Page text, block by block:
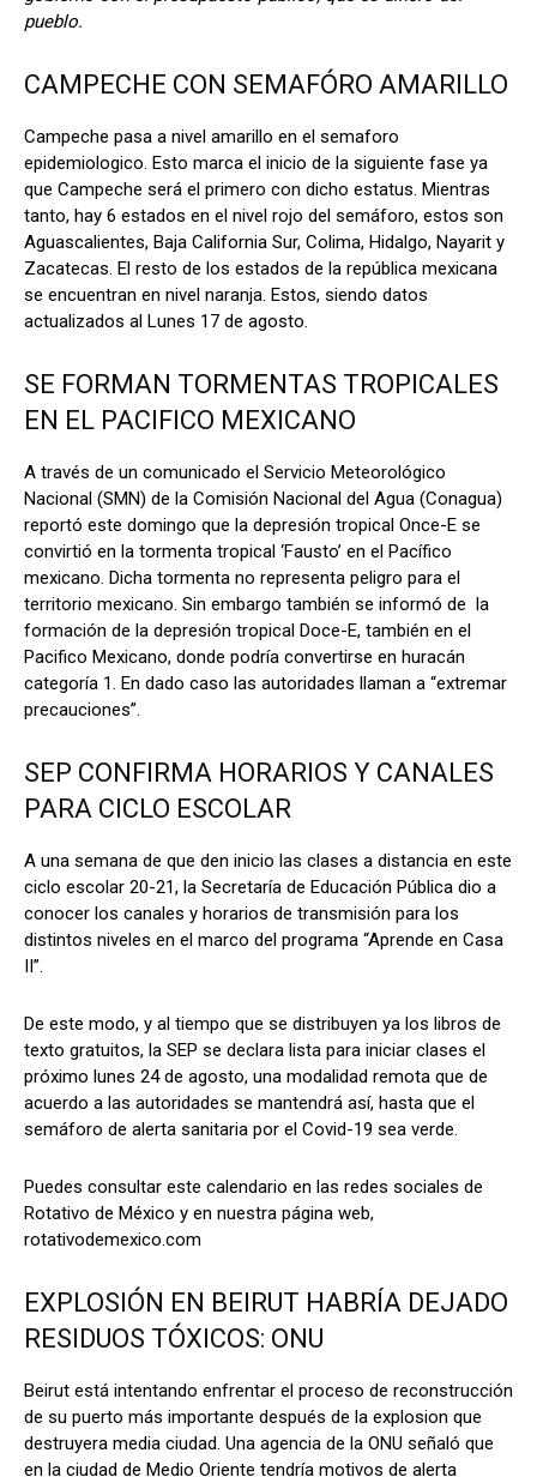
pueblo.
CAMPECHE CON SEMAFÓRO AMARILLO
Campeche pasa a nivel amarillo en el semaforo
epidemiologico. Esto marca el inicio de la siguiente fase ya
que Campeche será el primero con dicho estatus. Mientras
tanto, hay 6 estados en el nivel rojo del semáforo, estos son
Aguascalientes, Baja California Sur, Colima, Hidalgo, Nayarit y
Zacatecas. El resto de los estados de la república mexicana
se encuentran en nivel naranja. Estos, siendo datos
actualizados al Lunes 17 de agosto.
SE FORMAN TORMENTAS TROPICALES
EN EL PACIFICO MEXICANO
A través de un comunicado el Servicio Meteorológico
Nacional (SMN) de la Comisión Nacional del Agua (Conagua)
reportó este domingo que la depresión tropical Once-E se
convirtió en la tormenta tropical ‘Fausto’ en el Pacífico
mexicano. Dicha tormenta no representa peligro para el
territorio mexicano. Sin embargo también se informó de la
formación de la depresión tropical Doce-E, también en el
Pacifico Mexicano, donde podría convertirse en huracán
categoría 1. En dado caso las autoridades llaman a “extremar
precauciones”.
SEP CONFIRMA HORARIOS Y CANALES
PARA CICLO ESCOLAR
A una semana de que den inicio las clases a distancia en este
ciclo escolar 20-21, la Secretaría de Educación Pública dio a
conocer los canales y horarios de transmisión para los
distintos niveles en el marco del programa “Aprende en Casa
II”.
De este modo, y al tiempo que se distribuyen ya los libros de
texto gratuitos, la SEP se declara lista para iniciar clases el
próximo lunes 24 de agosto, una modalidad remota que de
acuerdo a las autoridades se mantendrá así, hasta que el
semáforo de alerta sanitaria por el Covid-19 sea verde.
Puedes consultar este calendario en las redes sociales de
Rotativo de México y en nuestra página web,
rotativodemexico.com
EXPLOSIÓN EN BEIRUT HABRÍA DEJADO
RESIDUOS TÓXICOS: ONU
Beirut está intentando enfrentar el proceso de reconstrucción
de su puerto más importante después de la explosion que
destruyera media ciudad. Una agencia de la ONU señaló que
en la ciudad de Medio Oriente tendría motivos de alerta